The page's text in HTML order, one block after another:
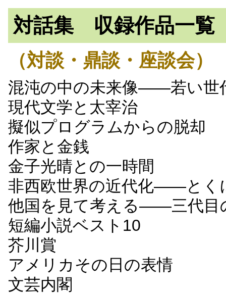
対話集 収録作品一覧
（対談・鼎談・座談会）
混沌の中の未来像――若い世
現代文学と太宰治
擬似プログラムからの脱却
作家と金銭
金子光晴との一時間
非西欧世界の近代化――とく
他国を見て考える――三代目
短編小説ベスト10
芥川賞
アメリカその日の表情
文芸内閣